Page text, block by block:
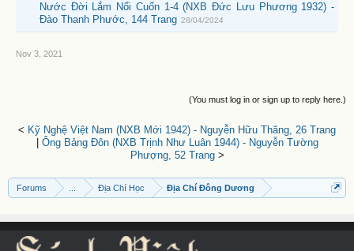
Nước Đời Lắm Nổi Cuốn 1-4 (NXB Đức Lưu Phương 1932) -
Đào Thanh Phước, 144 Trang 28/04/2024
Nov 3, 2021
(You must log in or sign up to reply here.)
< Kỹ Nghệ Việt Nam (NXB Mới 1942) - Nguyễn Hữu Thăng, 26 Trang
Ông Bảng Đôn (NXB Trịnh Như Luân 1944) - Nguyễn Tường
Phượng, 52 Trang>
Forums Địa Chí Học Địa Chí Đông Dương